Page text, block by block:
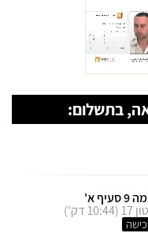
בתשלום:
סעיף א'
דק')